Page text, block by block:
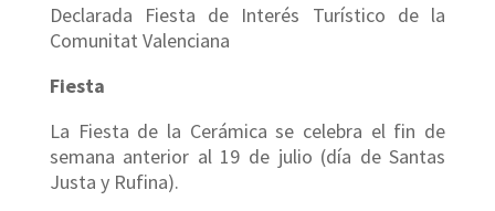
Declarada Fiesta de Interés Turístico de la
Comunitat Valenciana
Fiesta
La Fiesta de la Cerámica se celebra el fin de
semana anterior al 19 de julio (día de Santas
Justa y Rufina).